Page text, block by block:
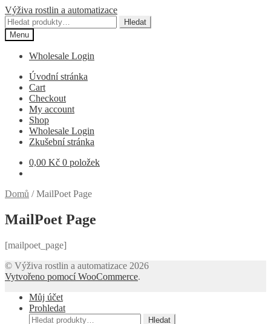
Přeskočit
na
navigaci
Přejít
k
obsahu
webu
Výživa rostlin a automatizace
Hledat:
Hledat
Menu
Wholesale Login
Úvodní stránka
Cart
Checkout
My account
Shop
Wholesale Login
Zkušební stránka
0,00 Kč 0 položek
Domů /MailPoet Page
MailPoet Page
[mailpoet_page]
© Výživa rostlin a automatizace 2026
Vytvořeno pomocí WooCommerce.
Můj účet
Prohledat
Hledat:
Hledat